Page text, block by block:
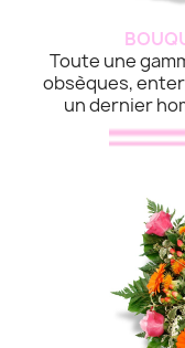
Toute une
obsèques,
un dernier